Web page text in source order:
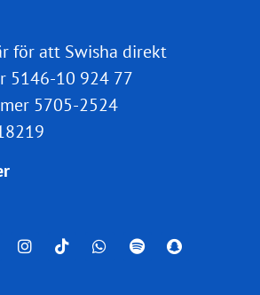
för att Swisha direkt
5146-10 924 77
5705-2524